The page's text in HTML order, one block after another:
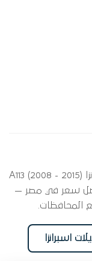
ابحث عن قطع غيار سربنتينة لسيارتك اسبرانزا A113 (2008 - 2015)
الآن بأفضل سعر في مصر —
المحافظات.
اسبرانزا